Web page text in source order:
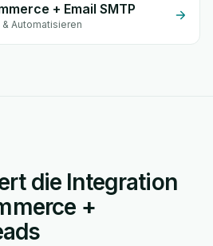
+ Email SMTP
Automatisieren
die Integration
+